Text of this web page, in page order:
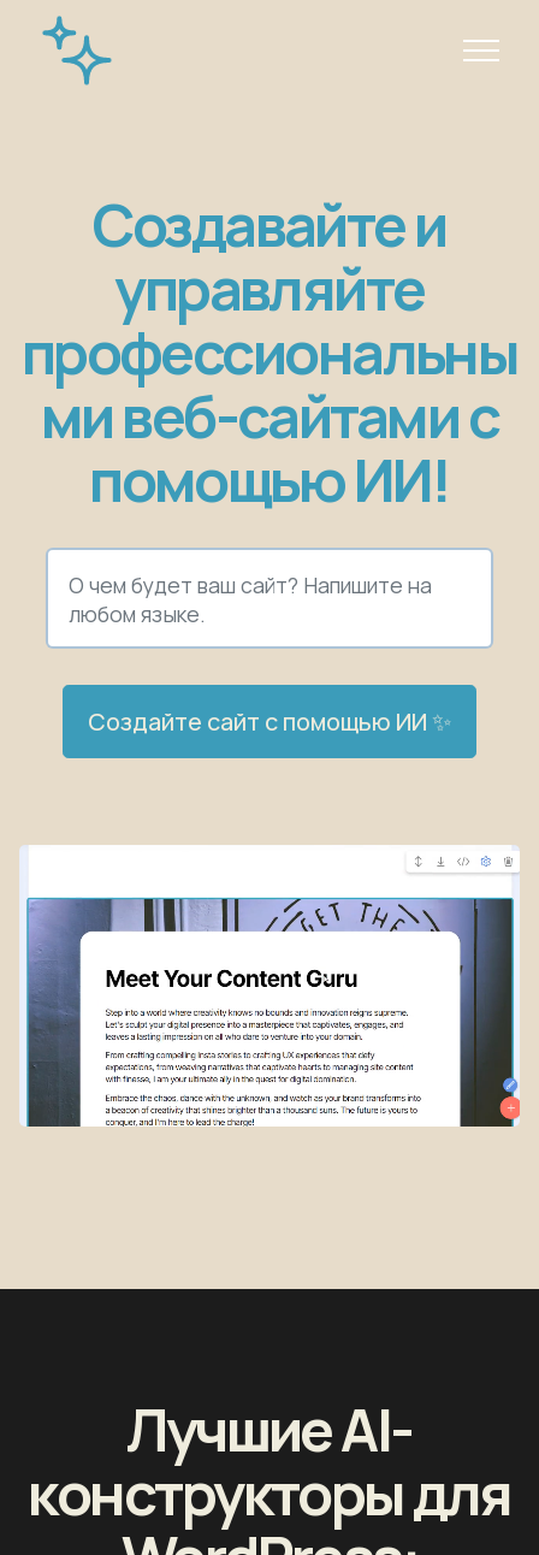
Создавайте и
управляйте
профессиональны
ми веб-сайтами с
помощью ИИ!
Создайте сайт с помощью ИИ ✨
Лучшие AI-
конструкторы для